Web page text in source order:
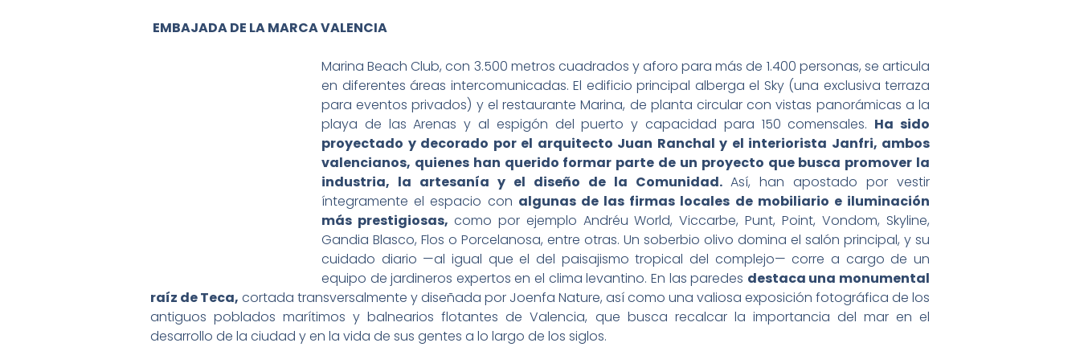
EMBAJADA DE LA MARCA VALENCIA
Marina Beach Club, con 3.500 metros cuadrados y aforo para más de 1.400 personas, se articula
en diferentes áreas intercomunicadas. El edificio principal alberga el Sky (una exclusiva terraza
para eventos privados) y el restaurante Marina, de planta circular con vistas panorámicas a la
playa de las Arenas y al espigón del puerto y capacidad para 150 comensales. Ha sido
proyectado y decorado por el arquitecto Juan Ranchal y el interiorista Janfri, ambos
valencianos, quienes han querido formar parte de un proyecto que busca promover la
industria, la artesanía y el diseño de la Comunidad. Así, han apostado por vestir
íntegramente el espacio con algunas de las firmas locales de mobiliario e iluminación
más prestigiosas, como por ejemplo Andréu World, Viccarbe, Punt, Point, Vondom, Skyline,
Gandia Blasco, Flos o Porcelanosa, entre otras. Un soberbio olivo domina el salón principal, y su
cuidado diario —al igual que el del paisajismo tropical del complejo— corre a cargo de un
equipo de jardineros expertos en el clima levantino. En las paredes destaca una monumental
raíz de Teca, cortada transversalmente y diseñada por Joenfa Nature, así como una valiosa exposición fotográfica de los
antiguos poblados marítimos y balnearios flotantes de Valencia, que busca recalcar la importancia del mar en el
desarrollo de la ciudad y en la vida de sus gentes a lo largo de los siglos.